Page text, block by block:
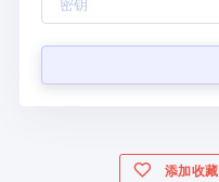
添加收藏